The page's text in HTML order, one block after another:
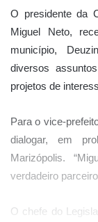
O presidente da
Miguel Neto,
município,
diversos
projetos de
Para o vice-
dialogar, em
Marizópolis.
verdadeiro
O chefe do